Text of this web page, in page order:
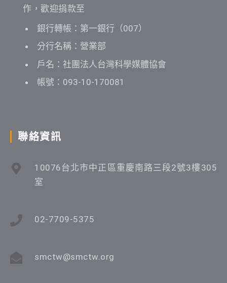
作，歡迎捐款至
銀行轉帳：第一銀行（007）
分行名稱：營業部
戶名：社團法人台灣科學媒體協會
帳號：093-10-170081
聯絡資訊
10076台北市中正區重慶南路三段2號3樓305
室
02-7709-5375
smctw@smctw.org